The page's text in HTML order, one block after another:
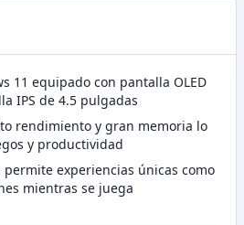
11 equipado con pantalla OLED
IPS de 4.5 pulgadas
rendimiento y gran memoria lo
y productividad
experiencias únicas como
mientras se juega